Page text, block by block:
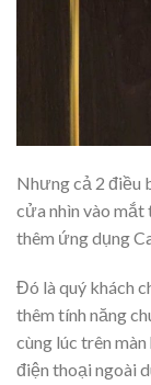
Nhưng cả 2 điều
cửa nhìn vào mắt
thêm ứng dụng
Đó là quý khách
thêm tính năng
cùng lúc trên
điện thoại ngoài